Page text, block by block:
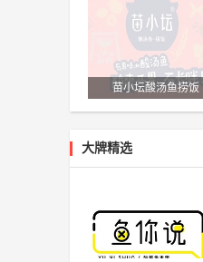
苗小坛酸汤鱼捞饭
大牌精选